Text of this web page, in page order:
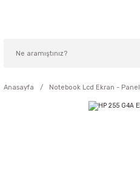
Anasayfa Notebook Lcd Ekran - Panel